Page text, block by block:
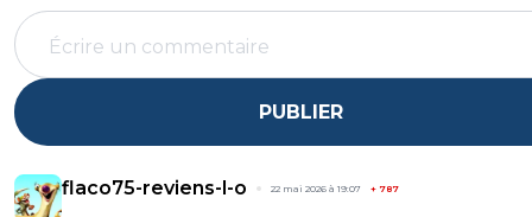
PUBLIER
flaco75-reviens-l-o 22 mai 2026 à 19:07 + 787